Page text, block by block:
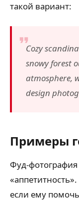
такой вариант:
Cozy
snowy forest
atmosphere,
design
Примеры
Фуд-
если ему